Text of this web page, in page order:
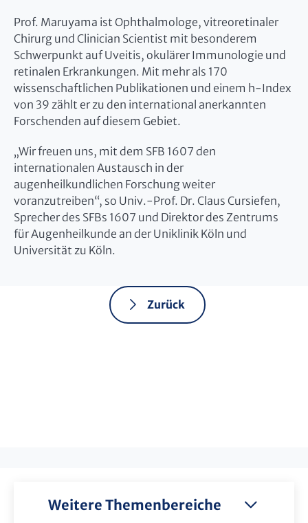
Prof. Maruyama ist Ophthalmologe, vitreoretinaler
Chirurg und Clinician Scientist mit besonderem
Schwerpunkt auf Uveitis, okulärer Immunologie und
retinalen Erkrankungen. Mit mehr als 170
wissenschaftlichen Publikationen und einem h-Index
von 39 zählt er zu den international anerkannten
Forschenden auf diesem Gebiet.
„Wir freuen uns, mit dem SFB 1607 den
internationalen Austausch in der
augenheilkundlichen Forschung weiter
voranzutreiben“, so Univ.-Prof. Dr. Claus Cursiefen,
Sprecher des SFBs 1607 und Direktor des Zentrums
für Augenheilkunde an der Uniklinik Köln und
Universität zu Köln.
Zurück
Weitere Themenbereiche